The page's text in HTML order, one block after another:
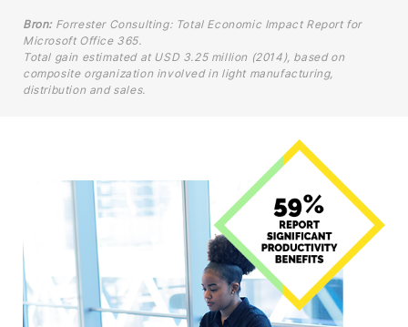
Bron: Forrester Consulting: Total Economic Impact Report for
Microsoft Office 365.
Total gain estimated at USD 3.25 million (2014), based on
composite organization involved in light manufacturing,
distribution and sales.